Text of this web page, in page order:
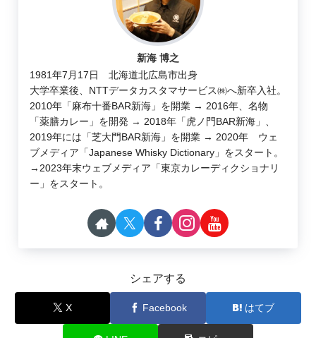
新海 博之
1981年7月17日 北海道北広島市出身
大学卒業後、NTTデータカスタマサービス㈱へ新卒入社。
2010年「麻布十番BAR新海」を開業 → 2016年、名物
「薬膳カレー」を開発 → 2018年「虎ノ門BAR新海」、
2019年には「芝大門BAR新海」を開業 → 2020年 ウェ
ブメディア「Japanese Whisky Dictionary」をスタート。
→2023年末ウェブメディア「東京カレーディクショナリ
ー」をスタート。
シェアする
X Facebook はてブ